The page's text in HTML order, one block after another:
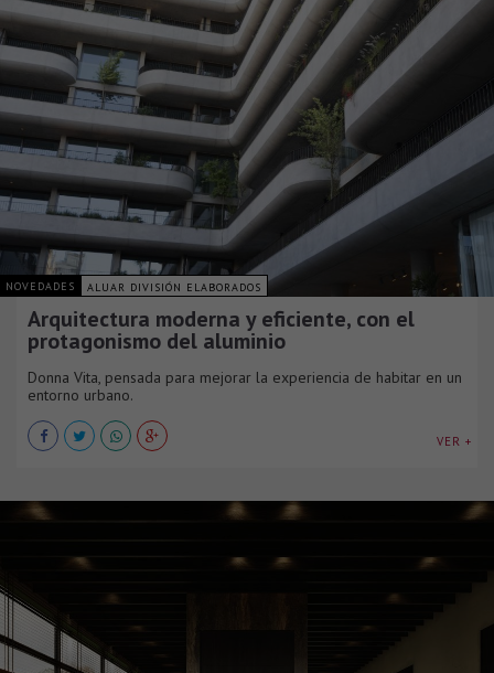
NOVEDADES ALUAR DIVISIÓN ELABORADOS
Arquitectura moderna y eficiente, con el
protagonismo del aluminio
Donna Vita, pensada para mejorar la experiencia de habitar en un
entorno urbano.
VER +